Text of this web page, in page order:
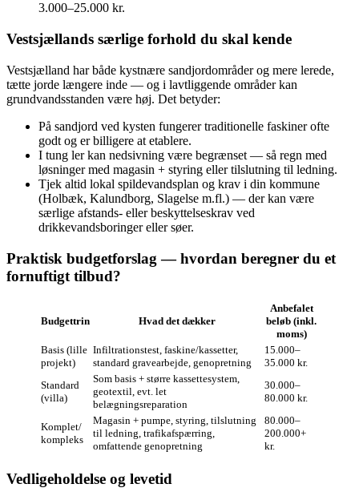
3.000–25.000 kr.
Vestsjællands særlige forhold du skal kende
Vestsjælland har både kystnære sandjordområder og mere lerede,
tætte jorde længere inde — og i lavtliggende områder kan
grundvandsstanden være høj. Det betyder:
På sandjord ved kysten fungerer traditionelle faskiner ofte
godt og er billigere at etablere.
I tung ler kan nedsivning være begrænset — så regn med
løsninger med magasin + styring eller tilslutning til ledning.
Tjek altid lokal spildevandsplan og krav i din kommune
(Holbæk, Kalundborg, Slagelse m.fl.) — der kan være
særlige afstands‑ eller beskyttelseskrav ved
drikkevandsboringer eller søer.
Praktisk budgetforslag — hvordan beregner du et
fornuftigt tilbud?
Budgettrin Hvad det dækker
Anbefalet
beløb (inkl.
moms)
Basis (lille
projekt)
Infiltrationstest, faskine/kassetter,
standard gravearbejde, genopretning
15.000–
35.000 kr.
Standard
(villa)
Som basis + større kassettesystem,
geotextil, evt. let
belægningsreparation
30.000–
80.000 kr.
Komplet/
kompleks
Magasin + pumpe, styring, tilslutning
til ledning, trafikafspærring,
omfattende genopretning
80.000–
200.000+
kr.
Vedligeholdelse og levetid